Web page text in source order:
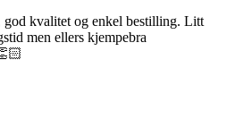
god kvalitet og enkel bestilling. Litt
men ellers kjempebra